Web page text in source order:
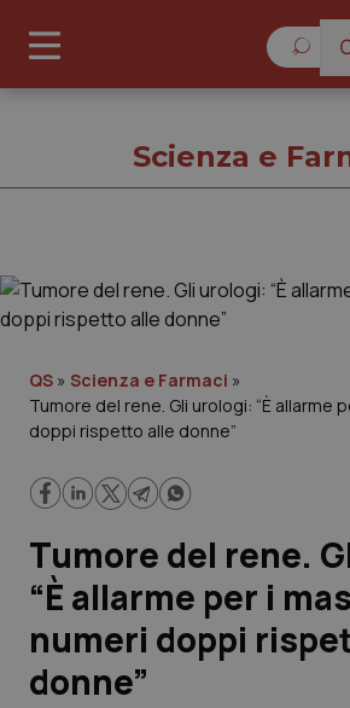
Governo e Parlamento
Regioni e Asl
Lavoro e Professioni
Scienza e Farmaci
Studi e Analisi
Scienza e
QS » Scienza e Farmaci »
Tumore del rene. Gli urologi: “È allarme
doppi rispetto alle donne”
Tumore del rene.
“È allarme per i
numeri doppi
donne”